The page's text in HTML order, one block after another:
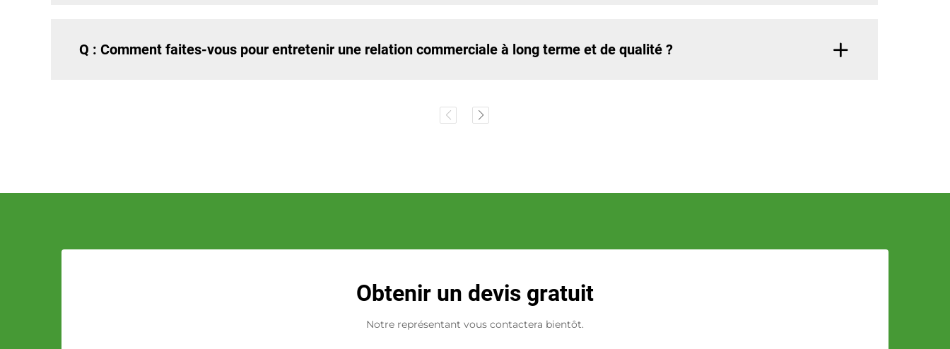
Q : Comment faites-vous pour entretenir une relation commerciale à long terme et de qualité ?
Obtenir un devis gratuit
Notre représentant vous contactera bientôt.